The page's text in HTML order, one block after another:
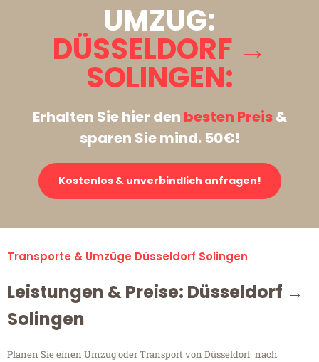
UMZUG:
DÜSSELDORF →
SOLINGEN:
Erhalten Sie hier den besten Preis&
sparen Sie mind. 50€!
Kostenlos & unverbindlich anfragen!
Transporte & Umzüge Düsseldorf Solingen
Leistungen & Preise: Düsseldorf →
Solingen
Planen Sie einen Umzug oder Transport von Düsseldorf nach